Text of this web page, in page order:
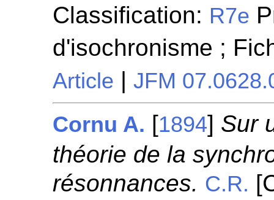
Classification: R7e
d'isochronisme ;
Article |JFM
Cornu A. [1894] Sur
théorie de la
résonnances. C.R.